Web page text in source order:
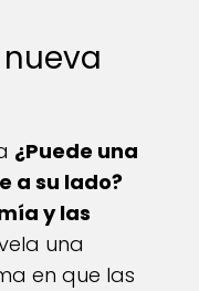
¿Puede una
a su lado?
y las
una
en que las